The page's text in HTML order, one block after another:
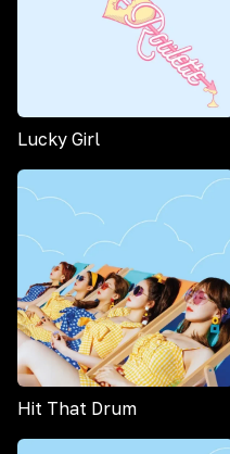
Lucky Girl
Hit That Drum